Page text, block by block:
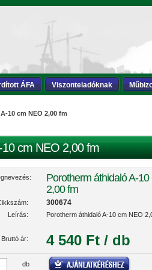
ÁFA Viszonteladóknak
10 cm NEO 2,00 fm
cm NEO 2,00 fm
Porotherm áthidaló A-
2,00 fm
300674
Leírás: Porotherm áthidaló A-10 cm NEO
Bruttó ár: 4 540 Ft / db
db